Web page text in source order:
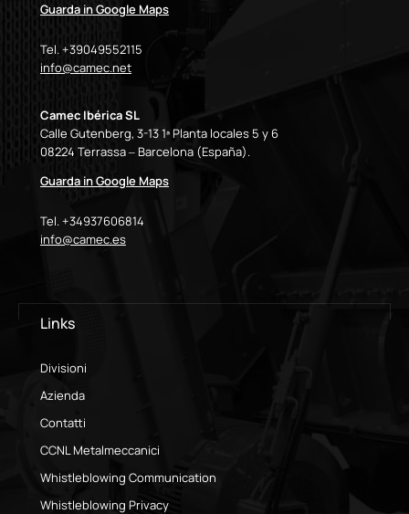
Guarda in Google Maps
Tel. +39049552115
info@camec.net
Camec Ibérica SL
Calle Gutenberg, 3-13 1ª Planta locales 5 y 6
08224 Terrassa – Barcelona (España).
Guarda in Google Maps
Tel. +34937606814
info@camec.es
Links
Divisioni
Azienda
Contatti
CCNL Metalmeccanici
Whistleblowing Communication
Whistleblowing Privacy